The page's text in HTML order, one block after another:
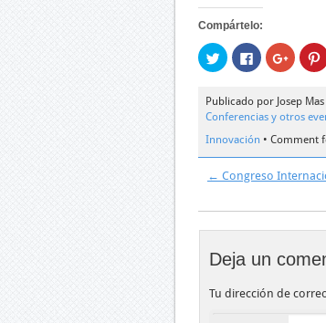
Compártelo:
Haz
clic
para
en
Twitter
(Se
en
nueva)
Haz
clic
para
en
Facebook
(Se
en
nueva)
Haz
clic
para
en
(Se
en
nueva)
Publicado por Josep
Conferencias y otros
Innovación • Comment
← Congreso
Deja un
Tu dirección de